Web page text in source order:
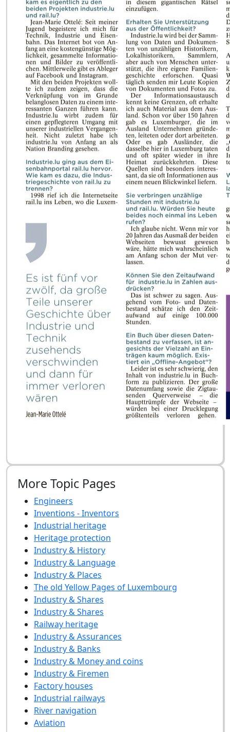
More Topic Pages
Engineers
Inventions - Inventors
Industrial heritage
Heritage protection
Industry & History
Industry & Language
Industry & Places
The old Yellow Pages of Luxembourg
Industry & Shares
Industry & Shares
Railway heritage
Industry & Assurances
Industry & Banks
Industry & Money and coins
Industry & Firemen
Factory houses
Industrial railways
River navigation
Aviation